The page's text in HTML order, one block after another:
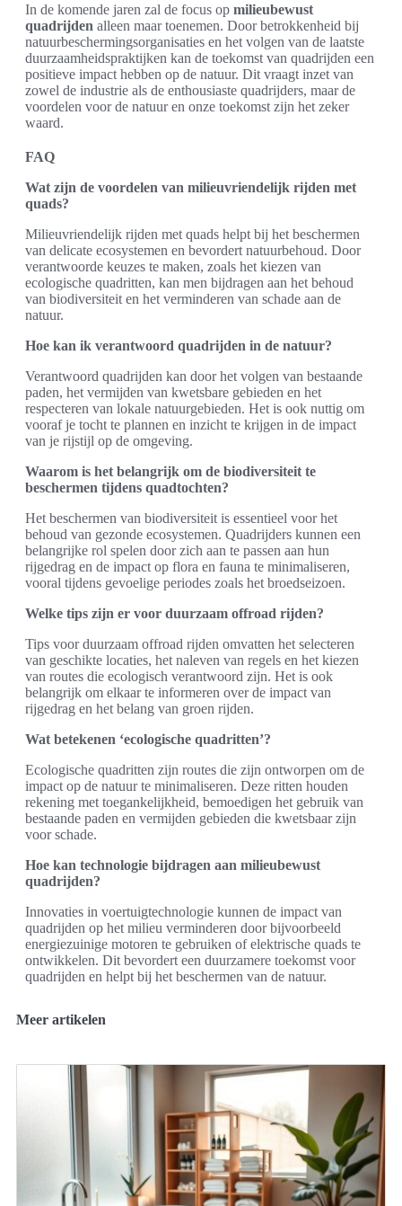
In de komende jaren zal de focus op milieubewust
quadrijden alleen maar toenemen. Door betrokkenheid bij
natuurbeschermingsorganisaties en het volgen van de laatste
duurzaamheidspraktijken kan de toekomst van quadrijden een
positieve impact hebben op de natuur. Dit vraagt inzet van
zowel de industrie als de enthousiaste quadrijders, maar de
voordelen voor de natuur en onze toekomst zijn het zeker
waard.
FAQ
Wat zijn de voordelen van milieuvriendelijk rijden met
quads?
Milieuvriendelijk rijden met quads helpt bij het beschermen
van delicate ecosystemen en bevordert natuurbehoud. Door
verantwoorde keuzes te maken, zoals het kiezen van
ecologische quadritten, kan men bijdragen aan het behoud
van biodiversiteit en het verminderen van schade aan de
natuur.
Hoe kan ik verantwoord quadrijden in de natuur?
Verantwoord quadrijden kan door het volgen van bestaande
paden, het vermijden van kwetsbare gebieden en het
respecteren van lokale natuurgebieden. Het is ook nuttig om
vooraf je tocht te plannen en inzicht te krijgen in de impact
van je rijstijl op de omgeving.
Waarom is het belangrijk om de biodiversiteit te
beschermen tijdens quadtochten?
Het beschermen van biodiversiteit is essentieel voor het
behoud van gezonde ecosystemen. Quadrijders kunnen een
belangrijke rol spelen door zich aan te passen aan hun
rijgedrag en de impact op flora en fauna te minimaliseren,
vooral tijdens gevoelige periodes zoals het broedseizoen.
Welke tips zijn er voor duurzaam offroad rijden?
Tips voor duurzaam offroad rijden omvatten het selecteren
van geschikte locaties, het naleven van regels en het kiezen
van routes die ecologisch verantwoord zijn. Het is ook
belangrijk om elkaar te informeren over de impact van
rijgedrag en het belang van groen rijden.
Wat betekenen ‘ecologische quadritten’?
Ecologische quadritten zijn routes die zijn ontworpen om de
impact op de natuur te minimaliseren. Deze ritten houden
rekening met toegankelijkheid, bemoedigen het gebruik van
bestaande paden en vermijden gebieden die kwetsbaar zijn
voor schade.
Hoe kan technologie bijdragen aan milieubewust
quadrijden?
Innovaties in voertuigtechnologie kunnen de impact van
quadrijden op het milieu verminderen door bijvoorbeeld
energiezuinige motoren te gebruiken of elektrische quads te
ontwikkelen. Dit bevordert een duurzamere toekomst voor
quadrijden en helpt bij het beschermen van de natuur.
Meer artikelen